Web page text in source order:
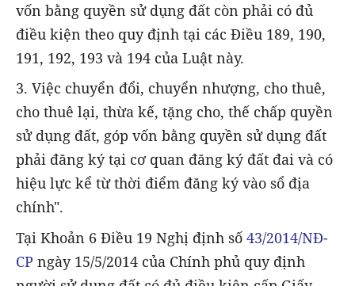
vốn bằng quyền sử dụng đất còn phải có đủ
điều kiện theo quy định tại các Điều 189, 190,
191, 192, 193 và 194 của Luật này.
3. Việc chuyển đổi, chuyển nhượng, cho thuê,
cho thuê lại, thừa kế, tặng cho, thế chấp quyền
sử dụng đất, góp vốn bằng quyền sử dụng đất
phải đăng ký tại cơ quan đăng ký đất đai và có
hiệu lực kể từ thời điểm đăng ký vào sổ địa
chính".
Tại Khoản 6 Điều 19 Nghị định số 43/2014/NĐ-
CP ngày 15/5/2014 của Chính phủ quy định